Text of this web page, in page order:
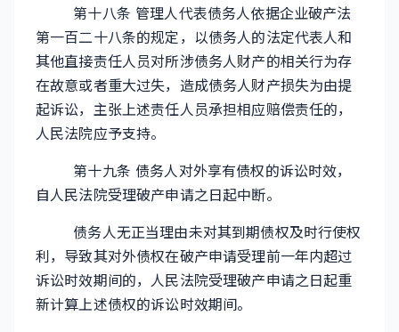
第十八条 管理人代表债务人依据企业破产法
第一百二十八条的规定，以债务人的法定代表人和
其他直接责任人员对所涉债务人财产的相关行为存
在故意或者重大过失，造成债务人财产损失为由提
起诉讼，主张上述责任人员承担相应赔偿责任的，
人民法院应予支持。
第十九条 债务人对外享有债权的诉讼时效，
自人民法院受理破产申请之日起中断。
债务人无正当理由未对其到期债权及时行使权
利，导致其对外债权在破产申请受理前一年内超过
诉讼时效期间的，人民法院受理破产申请之日起重
新计算上述债权的诉讼时效期间。